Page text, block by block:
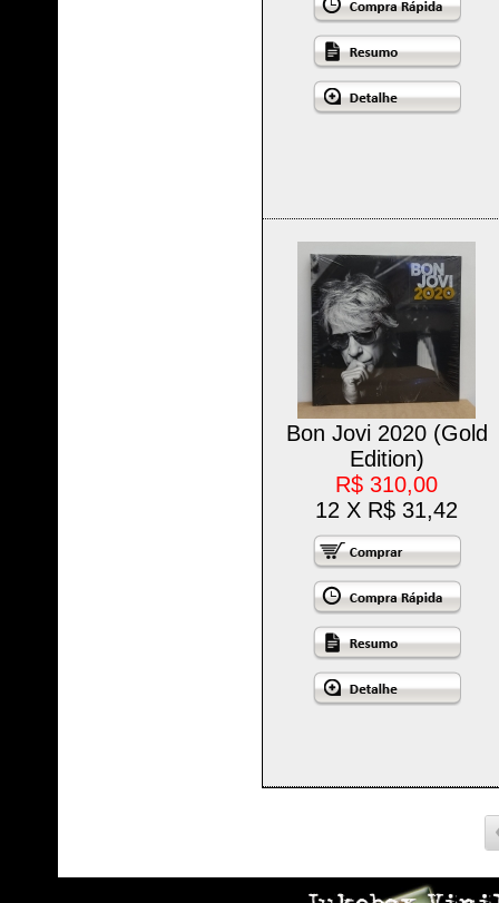
Bon Jovi 2020 (Gold
Edition)
R$ 310,00
12 X R$ 31,42